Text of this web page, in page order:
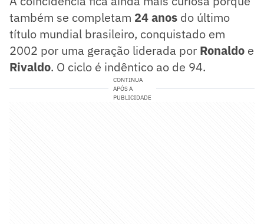
também se completam 24 anos do último
título mundial brasileiro, conquistado em
2002 por uma geração liderada por Ronaldo e
Rivaldo. O ciclo é indêntico ao de 94.
CONTINUA
APÓS A
PUBLICIDADE